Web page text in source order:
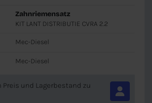
Zahnriemensatz
KIT LANT DISTRIBUTIE CVRA 2.2
Mec-Diesel
Mec-Diesel
Preis und Lagerbestand zu